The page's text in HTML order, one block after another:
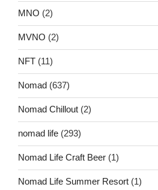
MNO (2)
MVNO (2)
NFT (11)
Nomad (637)
Nomad Chillout (2)
nomad life (293)
Nomad Life Craft Beer (1)
Nomad Life Summer Resort (1)